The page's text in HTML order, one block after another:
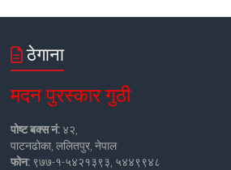
ठेगाना
मदन पुरस्कार गुठी
पोष्ट बक्स नं: ४२,
पाटनढोका, ललितपुर, नेपाल
फोन: ९७७-१-५४२१३९३, ५४४९९४८